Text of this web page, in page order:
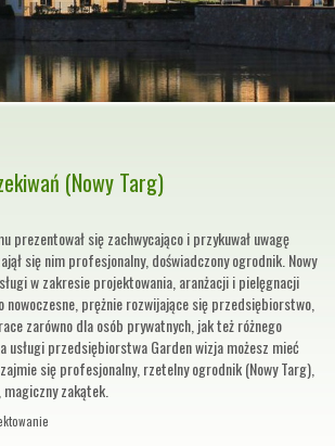
(Nowy Targ)
prezentował się zachwycająco i przykuwał uwagę
się nim profesjonalny, doświadczony ogrodnik. Nowy
w zakresie projektowania, aranżacji i pielęgnacji
prężnie rozwijające się przedsiębiorstwo,
zarówno dla osób prywatnych, jak też różnego
przedsiębiorstwa Garden wizja możesz mieć
się profesjonalny, rzetelny ogrodnik (Nowy Targ),
zakątek.